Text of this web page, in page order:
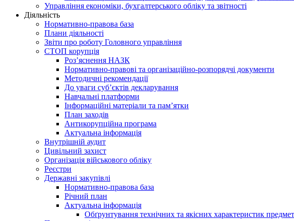
Управління економіки, бухгалтерського обліку та звітності
Діяльність
Нормативно-правова база
Плани діяльності
Звіти про роботу Головного управління
СТОП корупція
Роз’яснення НАЗК
Нормативно-правові та організаційно-розпорядчі документи
Методичні рекомендації
До уваги суб’єктів декларування
Навчальні платформи
Інформаційні матеріали та пам’ятки
План заходів
Антикорупційна програма
Актуальна інформація
Внутрішній аудит
Цивільний захист
Організація військового обліку
Реєстри
Державні закупівлі
Нормативно-правова база
Річний план
Актуальна інформація
Обґрунтування технічних та якісних характеристик